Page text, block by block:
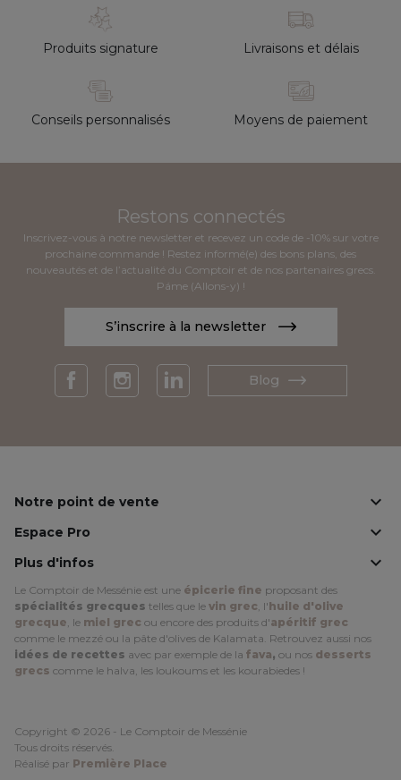
Produits signature Livraisons et délais
Conseils personnalisés Moyens de paiement
Restons connectés
Inscrivez-vous à notre newsletter et recevez un code de -10% sur votre
prochaine commande ! Restez informé(e) des bons plans, des
nouveautés et de l’actualité du Comptoir et de nos partenaires grecs.
Páme (Allons-y) !
S’inscrire à la newsletter
Blog
Notre point de vente 
Espace Pro 
Plus d'infos 
Le Comptoir de Messénie est une épicerie fine proposant des
spécialités grecques telles que le vin grec , l'huile d'olive
grecque , le miel grec ou encore des produits d'apéritif grec
comme le mezzé ou la pâte d'olives de Kalamata. Retrouvez aussi nos
idées de recettes avec par exemple de la fava, ou nos desserts
grecs comme le halva, les loukoums et les kourabiedes !
Copyright © 2026 - Le Comptoir de Messénie
Tous droits réservés.
Réalisé par Première Place